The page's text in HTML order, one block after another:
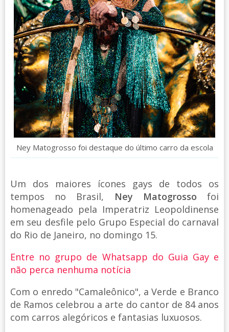
Ney Matogrosso foi destaque do último carro da escola
Um dos maiores ícones gays de todos os
tempos no Brasil, Ney Matogrosso foi
homenageado pela Imperatriz Leopoldinense
em seu desfile pelo Grupo Especial do carnaval
do Rio de Janeiro, no domingo 15.
Entre no grupo de Whatsapp do Guia Gay e
não perca nenhuma notícia
Com o enredo "Camaleônico", a Verde e Branco
de Ramos celebrou a arte do cantor de 84 anos
com carros alegóricos e fantasias luxuosos.